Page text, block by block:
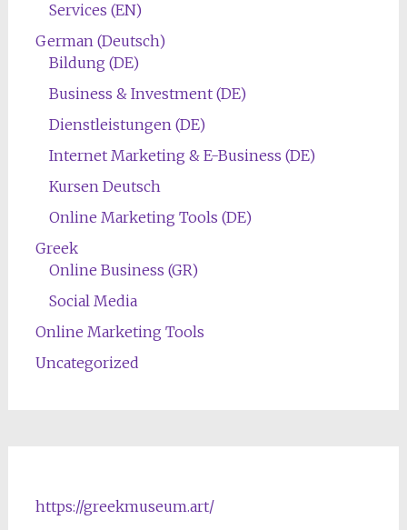
Services (EN)
German (Deutsch)
Bildung (DE)
Business & Investment (DE)
Dienstleistungen (DE)
Internet Marketing & E-Business (DE)
Kursen Deutsch
Online Marketing Tools (DE)
Greek
Online Business (GR)
Social Media
Online Marketing Tools
Uncategorized
https://greekmuseum.art/